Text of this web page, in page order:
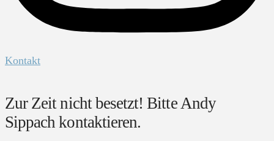
Kontakt
Zur Zeit nicht besetzt! Bitte Andy
Sippach kontaktieren.